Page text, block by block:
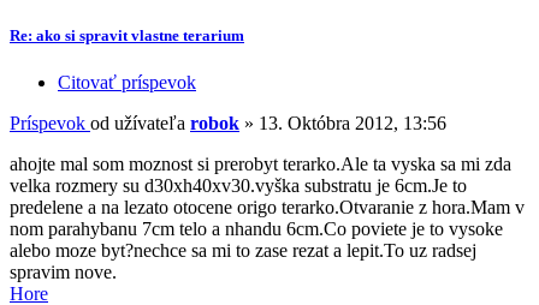
Re: ako si spravit vlastne terarium
Citovať príspevok
Príspevok od užívateľa robok » 13. Októbra 2012, 13:56
ahojte mal som moznost si prerobyt terarko.Ale ta vyska sa mi zda
velka rozmery su d30xh40xv30.vyška substratu je 6cm.Je to
predelene a na lezato otocene origo terarko.Otvaranie z hora.Mam v
nom parahybanu 7cm telo a nhandu 6cm.Co poviete je to vysoke
alebo moze byt?nechce sa mi to zase rezat a lepit.To uz radsej
spravim nove.
Hore